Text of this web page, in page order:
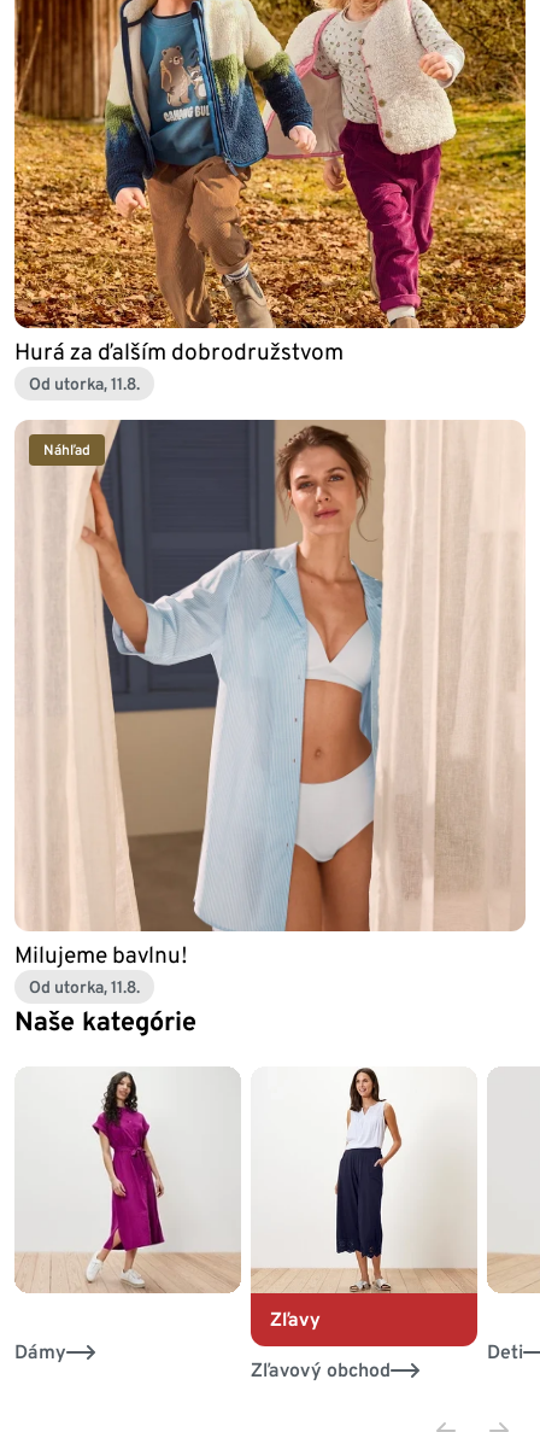
Hurá za ďalším dobrodružstvom
Od utorka, 11.8.
Náhľad
Milujeme bavlnu!
Od utorka, 11.8.
Naše kategórie
Dámy
Zľavy
Zľavový obchod
Deti